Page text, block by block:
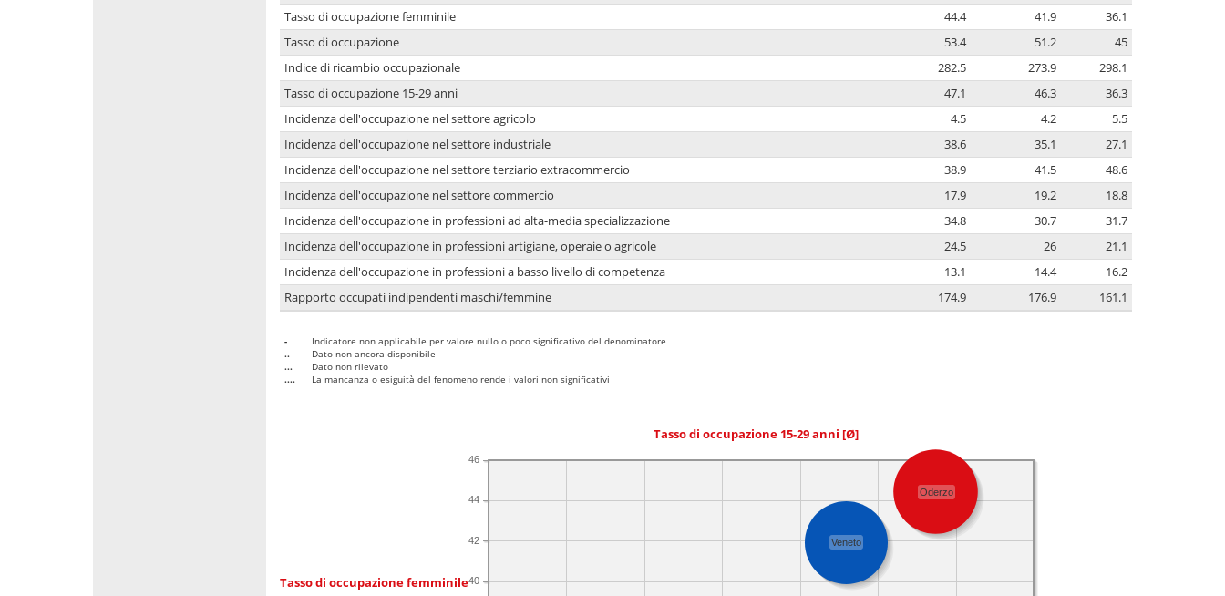
Tasso di occupazione femminile
44.4 41.9
36.1
Tasso di occupazione
53.4 51.2
45
Indice di ricambio occupazionale
282.5 273.9
298.1
Tasso di occupazione 15-29 anni
47.1 46.3
36.3
Incidenza dell'occupazione nel settore agricolo
4.5 4.2
5.5
Incidenza dell'occupazione nel settore industriale
38.6 35.1
27.1
Incidenza dell'occupazione nel settore terziario extracommercio
38.9 41.5
48.6
Incidenza dell'occupazione nel settore commercio
17.9 19.2
18.8
Incidenza dell'occupazione in professioni ad alta-media specializzazione
34.8 30.7
31.7
Incidenza dell'occupazione in professioni artigiane, operaie o agricole
24.5 26
21.1
Incidenza dell'occupazione in professioni a basso livello di competenza
13.1 14.4
16.2
Rapporto occupati indipendenti maschi/femmine
174.9 176.9 161.1
-
Indicatore non applicabile per valore nullo o poco significativo del denominatore
..
Dato non ancora disponibile
...
Dato non rilevato
....
La mancanza o esiguità del fenomeno rende i valori non significativi
Tasso di occupazione 15-29 anni [Ø]
Tasso di occupazione femminile40
42
44
46
Oderzo
Veneto